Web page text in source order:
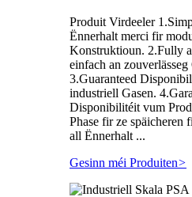
Produit Virdeeler
Ënnerhalt merci fir
Konstruktioun. 2.Fully
einfach an
3.Guaranteed
industriell Gasen.
Disponibilitéit vum
Phase fir ze späicheren
all Ënnerhalt ...
Gesinn méi Produiten>